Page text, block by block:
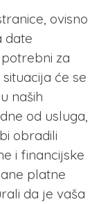
ovisno
date
za
će se
naših
od usluga,
obradili
i financijske
platne
da je vaša